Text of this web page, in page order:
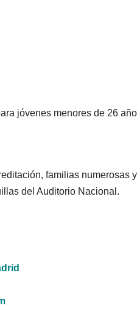
jóvenes menores de 26
familias numerosas y
del Auditorio Nacional.